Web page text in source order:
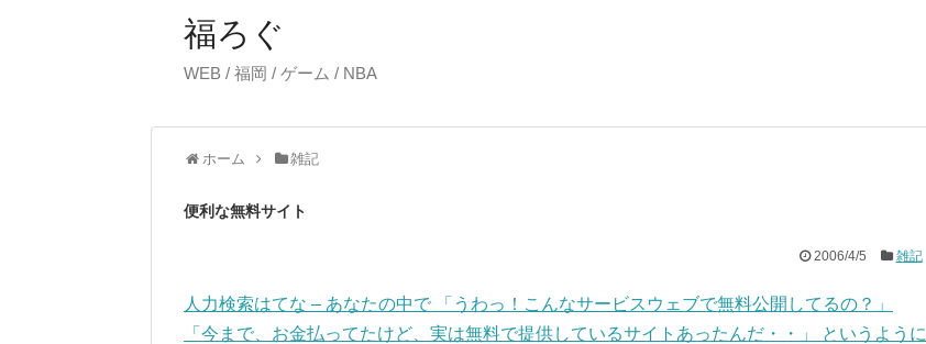
福ろぐ
WEB / 福岡 / ゲーム / NBA
ホーム 雑記
便利な無料サイト
2006/4/5 雑記
人力検索はてな – あなたの中で 「うわっ！こんなサービスウェブで無料公開してるの？」
「今まで、お金払ってたけど、実は無料で提供しているサイトあったんだ・・」 というように